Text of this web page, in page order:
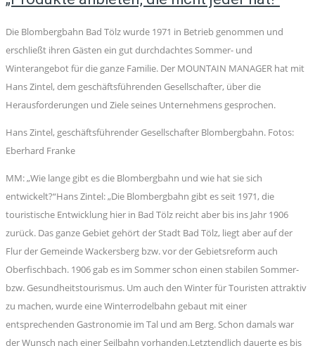
Die Blombergbahn Bad Tölz wurde 1971 in Betrieb genommen und
erschließt ihren Gästen ein gut durchdachtes Sommer- und
Winterangebot für die ganze Familie. Der MOUNTAIN MANAGER hat mit
Hans Zintel, dem geschäftsführenden Gesellschafter, über die
Herausforderungen und Ziele seines Unternehmens gesprochen.
Hans Zintel, geschäftsführender Gesellschafter Blombergbahn. Fotos:
Eberhard Franke
MM: „Wie lange gibt es die Blombergbahn und wie hat sie sich
entwickelt?“Hans Zintel: „Die Blombergbahn gibt es seit 1971, die
touristische Entwicklung hier in Bad Tölz reicht aber bis ins Jahr 1906
zurück. Das ganze Gebiet gehört der Stadt Bad Tölz, liegt aber auf der
Flur der Gemeinde Wackersberg bzw. vor der Gebietsreform auch
Oberfischbach. 1906 gab es im Sommer schon einen stabilen Sommer-
bzw. Gesundheitstourismus. Um auch den Winter für Touristen attraktiv
zu machen, wurde eine Winterrodelbahn gebaut mit einer
entsprechenden Gastronomie im Tal und am Berg. Schon damals war
der Wunsch nach einer Seilbahn vorhanden.Letztendlich dauerte es bis